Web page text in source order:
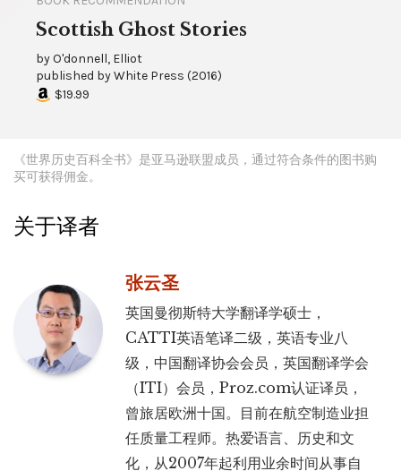
Scottish Ghost Stories
byO'donnell, Elliot
published byWhite Press (2016)
$19.99
《世界历史百科全书》是亚马逊联盟成员，通过符合条件的图书购
买可获得佣金。
关于译者
张云圣
英国曼彻斯特大学翻译学硕士，
CATTI英语笔译二级，英语专业八
级，中国翻译协会会员，英国翻译学会
（ITI）会员，Proz.com认证译员，
曾旅居欧洲十国。目前在航空制造业担
任质量工程师。热爱语言、历史和文
化，从2007年起利用业余时间从事自